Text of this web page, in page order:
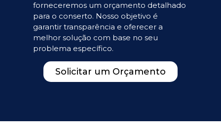
forneceremos um orçamento detalhado
para o conserto. Nosso objetivo é
garantir transparência e oferecer a
melhor solução com base no seu
problema específico.
Solicitar um Orçamento